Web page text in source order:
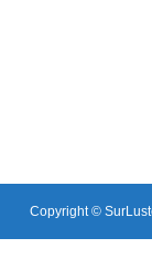
Copyright ©